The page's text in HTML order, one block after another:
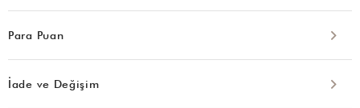
Para Puan
İade ve Değişim